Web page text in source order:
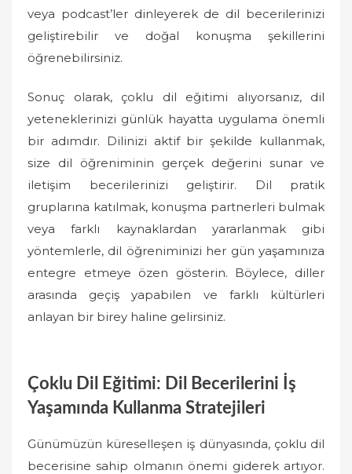
veya podcast’ler dinleyerek de dil becerilerinizi
geliştirebilir ve doğal konuşma şekillerini
öğrenebilirsiniz.
Sonuç olarak, çoklu dil eğitimi alıyorsanız, dil
yeteneklerinizi günlük hayatta uygulama önemli
bir adımdır. Dilinizi aktif bir şekilde kullanmak,
size dil öğreniminin gerçek değerini sunar ve
iletişim becerilerinizi geliştirir. Dil pratik
gruplarına katılmak, konuşma partnerleri bulmak
veya farklı kaynaklardan yararlanmak gibi
yöntemlerle, dil öğreniminizi her gün yaşamınıza
entegre etmeye özen gösterin. Böylece, diller
arasında geçiş yapabilen ve farklı kültürleri
anlayan bir birey haline gelirsiniz.
Çoklu Dil Eğitimi: Dil Becerilerini İş
Yaşamında Kullanma Stratejileri
Günümüzün küreselleşen iş dünyasında, çoklu dil
becerisine sahip olmanın önemi giderek artıyor.